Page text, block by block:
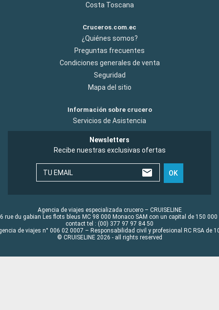
Costa Toscana
Cruceros.com.ec
¿Quiénes somos?
Preguntas frecuentes
Condiciones generales de venta
Seguridad
Mapa del sitio
Información sobre crucero
Servicios de Asistencia
Newsletters
Recibe nuestras exclusivas ofertas
TU EMAIL OK
Agencia de viajes especializada crucero – CRUISELINE
rue du gabian Les flots bleus MC 98 000 Monaco SAM con un capital de 150 000
contact tel : (00) 377 97 97 84 50
de viajes n° 006 02 0007 – Responsabilidad civil y profesional RC RSA de
© CRUISELINE 2026 - all rights reserved